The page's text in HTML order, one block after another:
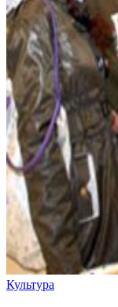
Культура